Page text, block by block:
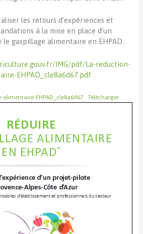
les retours d’expériences et
à la mise en place d’un
gaspillage alimentaire en EHPAD.
IMG/pdf/La-reduction-
EHPAD_cle8a6d67.pdf
EHPAD_cle8a6d67 Télécharger